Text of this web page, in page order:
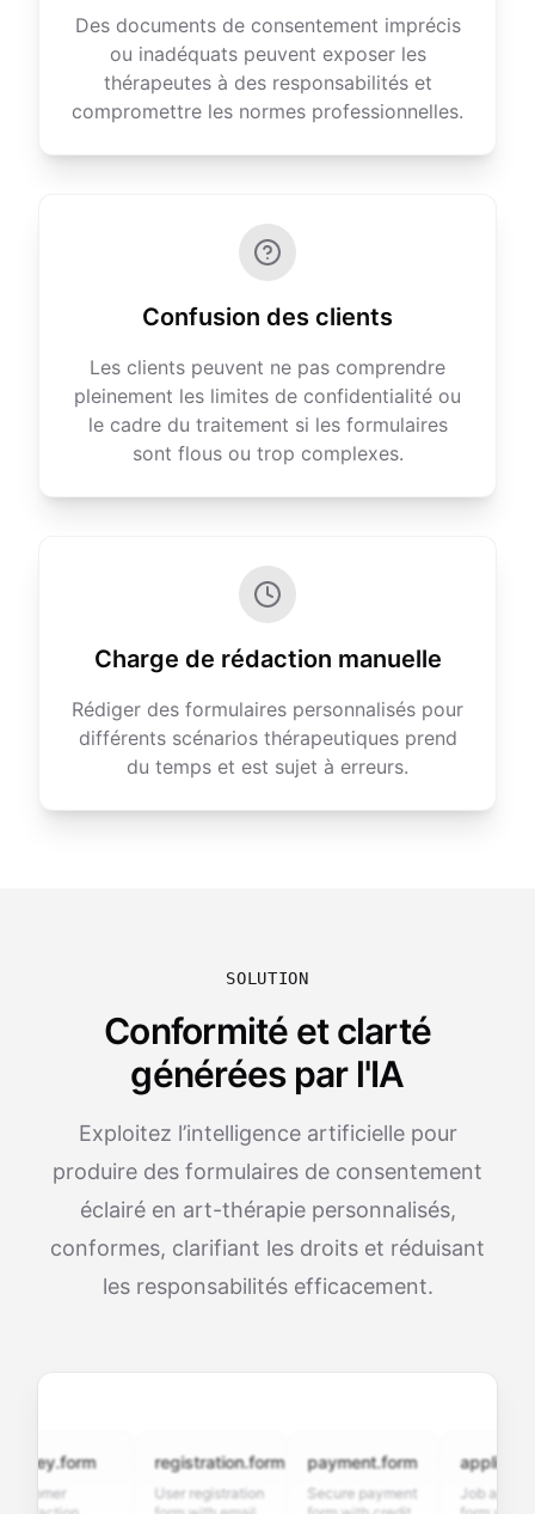
Des documents de consentement imprécis
ou inadéquats peuvent exposer les
thérapeutes à des responsabilités et
compromettre les normes professionnelles.
Confusion des clients
Les clients peuvent ne pas comprendre
pleinement les limites de confidentialité ou
le cadre du traitement si les formulaires
sont flous ou trop complexes.
Charge de rédaction manuelle
Rédiger des formulaires personnalisés pour
différents scénarios thérapeutiques prend
du temps et est sujet à erreurs.
SOLUTION
Conformité et clarté
générées par l'IA
Exploitez l’intelligence artificielle pour
produire des formulaires de consentement
éclairé en art-thérapie personnalisés,
conformes, clarifiant les droits et réduisant
les responsabilités efficacement.
registration.form
User registration
payment.form
Secure payment
Job application